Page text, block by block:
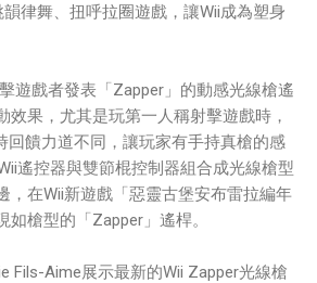
律舞、扭呼拉圈遊戲，讓Wii成為塑身
遊戲者發表「Zapper」的動感光線槍遙
效果，尤其是玩第一人稱射擊遊戲時，
回饋力道不同，讓玩家有手持真槍的感
遙控器與雙節棍控制器組合成光線槍型
，在Wii新遊戲「惡靈古堡安布雷拉編年
如槍型的「Zapper」遙桿。
Fils-Aime展示最新的Wii Zapper光線槍